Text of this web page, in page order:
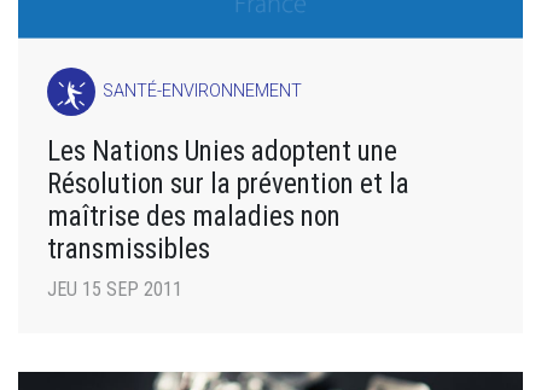
SANTÉ-ENVIRONNEMENT
Les Nations Unies adoptent une
Résolution sur la prévention et la
maîtrise des maladies non
transmissibles
JEU 15 SEP 2011